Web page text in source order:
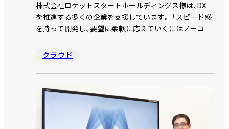
株式会社ロケットスタートホールディングス様は、DX
を推進する多くの企業を支援しています。 「スピード感
を持って開発し、要望に柔軟に応えていくにはノーコー
ATTAZoo＋をkintoneと組み合わせて提案いただいてい
のか、DXマッチング事業部 プロジェクトマネージャ
ー 桐山 佳奈絵 氏にお話を伺いました。
クラウド